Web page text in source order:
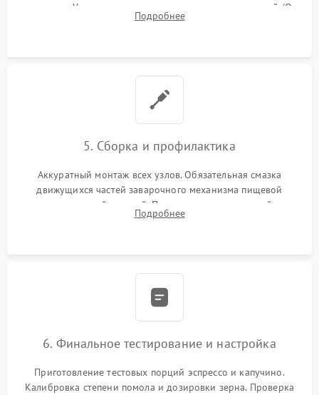
жерновов. Установка новых силиконовых уплотнителей (O-
ring) и тефлоновых трубок для надежного устранения
Подробнее
5. Сборка и профилактика
Аккуратный монтаж всех узлов. Обязательная смазка
движущихся частей заварочного механизма пищевой
силиконовой смазкой. Проведение программной
декальцинации и очистки системы от кофейных масел.
Подробнее
6. Финальное тестирование и настройка
Приготовление тестовых порций эспрессо и капучино.
Калибровка степени помола и дозировки зерна. Проверка